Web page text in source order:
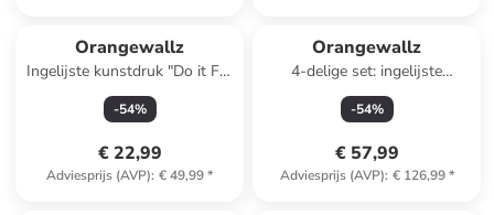
Orangewallz
Ingelijste kunstdruk "Do it For
the Plot" - (B)40 x (H)50 cm
-54%
€ 22,99
Adviesprijs (AVP): € 49,99*
Orangewallz
4-delige set: ingelijste
kunstdrukken "Pink Romance
Set"
-54%
€ 57,99
Adviesprijs (AVP): € 126,99*